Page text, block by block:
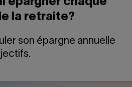
la retraite?
son épargne annuelle